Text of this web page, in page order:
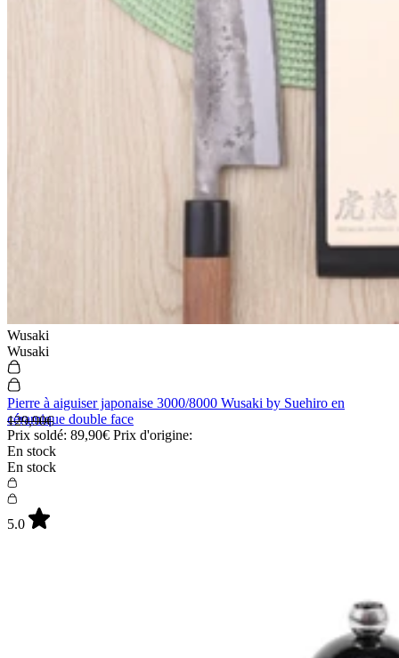
Wusaki
Wusaki
Pierre à aiguiser japonaise 3000/8000 Wusaki by Suehiro en
céramique double face
Prix soldé: 89,90€ Prix d'origine:
129,90€
En stock
En stock
5.0